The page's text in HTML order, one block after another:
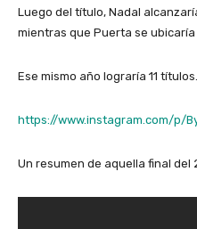
Luego del título, Nadal
mientras que Puerta se ubicaría
Ese mismo año lograría 11 títulos.
https://www.instagram.com/p/
Un resumen de aquella final del